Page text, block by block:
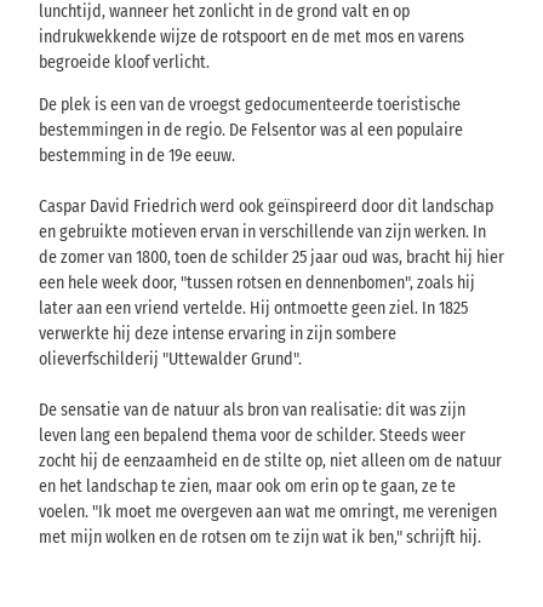
lunchtijd, wanneer het zonlicht in de grond valt en op
indrukwekkende wijze de rotspoort en de met mos en varens
begroeide kloof verlicht.
De plek is een van de vroegst gedocumenteerde toeristische
bestemmingen in de regio. De Felsentor was al een populaire
bestemming in de 19e eeuw.
Caspar David Friedrich werd ook geïnspireerd door dit landschap
en gebruikte motieven ervan in verschillende van zijn werken. In
de zomer van 1800, toen de schilder 25 jaar oud was, bracht hij hier
een hele week door, "tussen rotsen en dennenbomen", zoals hij
later aan een vriend vertelde. Hij ontmoette geen ziel. In 1825
verwerkte hij deze intense ervaring in zijn sombere
olieverfschilderij "Uttewalder Grund".
De sensatie van de natuur als bron van realisatie: dit was zijn
leven lang een bepalend thema voor de schilder. Steeds weer
zocht hij de eenzaamheid en de stilte op, niet alleen om de natuur
en het landschap te zien, maar ook om erin op te gaan, ze te
voelen. "Ik moet me overgeven aan wat me omringt, me verenigen
met mijn wolken en de rotsen om te zijn wat ik ben," schrijft hij.